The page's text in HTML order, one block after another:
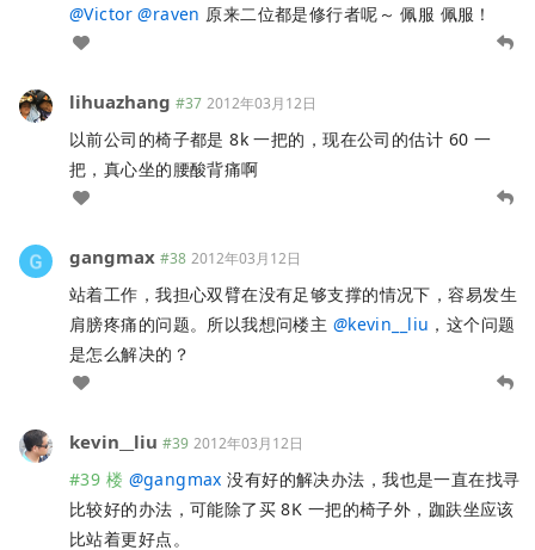
@Victor @raven 原来二位都是修行者呢～ 佩服 佩服！
lihuazhang #37 2012年03月12日
以前公司的椅子都是 8k 一把的，现在公司的估计 60 一
把，真心坐的腰酸背痛啊
gangmax #38 2012年03月12日
站着工作，我担心双臂在没有足够支撑的情况下，容易发生
肩膀疼痛的问题。所以我想问楼主 @kevin__liu ，这个问题
是怎么解决的？
kevin__liu #39 2012年03月12日
#39 楼 @gangmax 没有好的解决办法，我也是一直在找寻
比较好的办法，可能除了买 8K 一把的椅子外，跏趺坐应该
比站着更好点。